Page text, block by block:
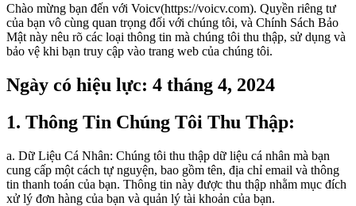
Chào mừng bạn đến với Voicv(https://voicv.com). Quyền riêng tư
của bạn vô cùng quan trọng đối với chúng tôi, và Chính Sách Bảo
Mật này nêu rõ các loại thông tin mà chúng tôi thu thập, sử dụng và
bảo vệ khi bạn truy cập vào trang web của chúng tôi.
Ngày có hiệu lực: 4 tháng 4, 2024
1. Thông Tin Chúng Tôi Thu Thập:
a. Dữ Liệu Cá Nhân: Chúng tôi thu thập dữ liệu cá nhân mà bạn
cung cấp một cách tự nguyện, bao gồm tên, địa chỉ email và thông
tin thanh toán của bạn. Thông tin này được thu thập nhằm mục đích
xử lý đơn hàng của bạn và quản lý tài khoản của bạn.